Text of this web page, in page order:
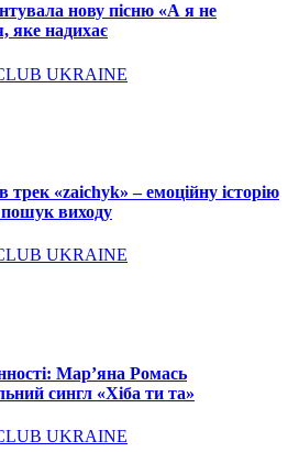
нову пісню «А я не
яке надихає
UKRAINE
трек «zaichyk» – емоційну історію
пошук виходу
UKRAINE
Мар’яна Ромась
сингл «Хіба ти та»
UKRAINE